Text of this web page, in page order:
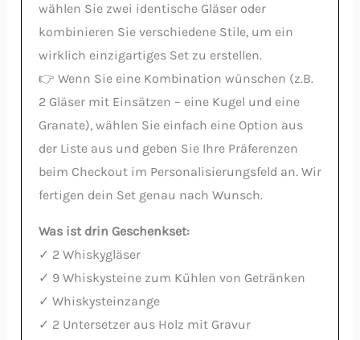
wählen Sie zwei identische Gläser oder
kombinieren Sie verschiedene Stile, um ein
wirklich einzigartiges Set zu erstellen.
👉 Wenn Sie eine Kombination wünschen (z.B.
2 Gläser mit Einsätzen – eine Kugel und eine
Granate), wählen Sie einfach eine Option aus
der Liste aus und geben Sie Ihre Präferenzen
beim Checkout im Personalisierungsfeld an. Wir
fertigen dein Set genau nach Wunsch.
Was ist drin Geschenkset:
✓ 2 Whiskygläser
✓ 9 Whiskysteine zum Kühlen von Getränken
✓ Whiskysteinzange
✓ 2 Untersetzer aus Holz mit Gravur